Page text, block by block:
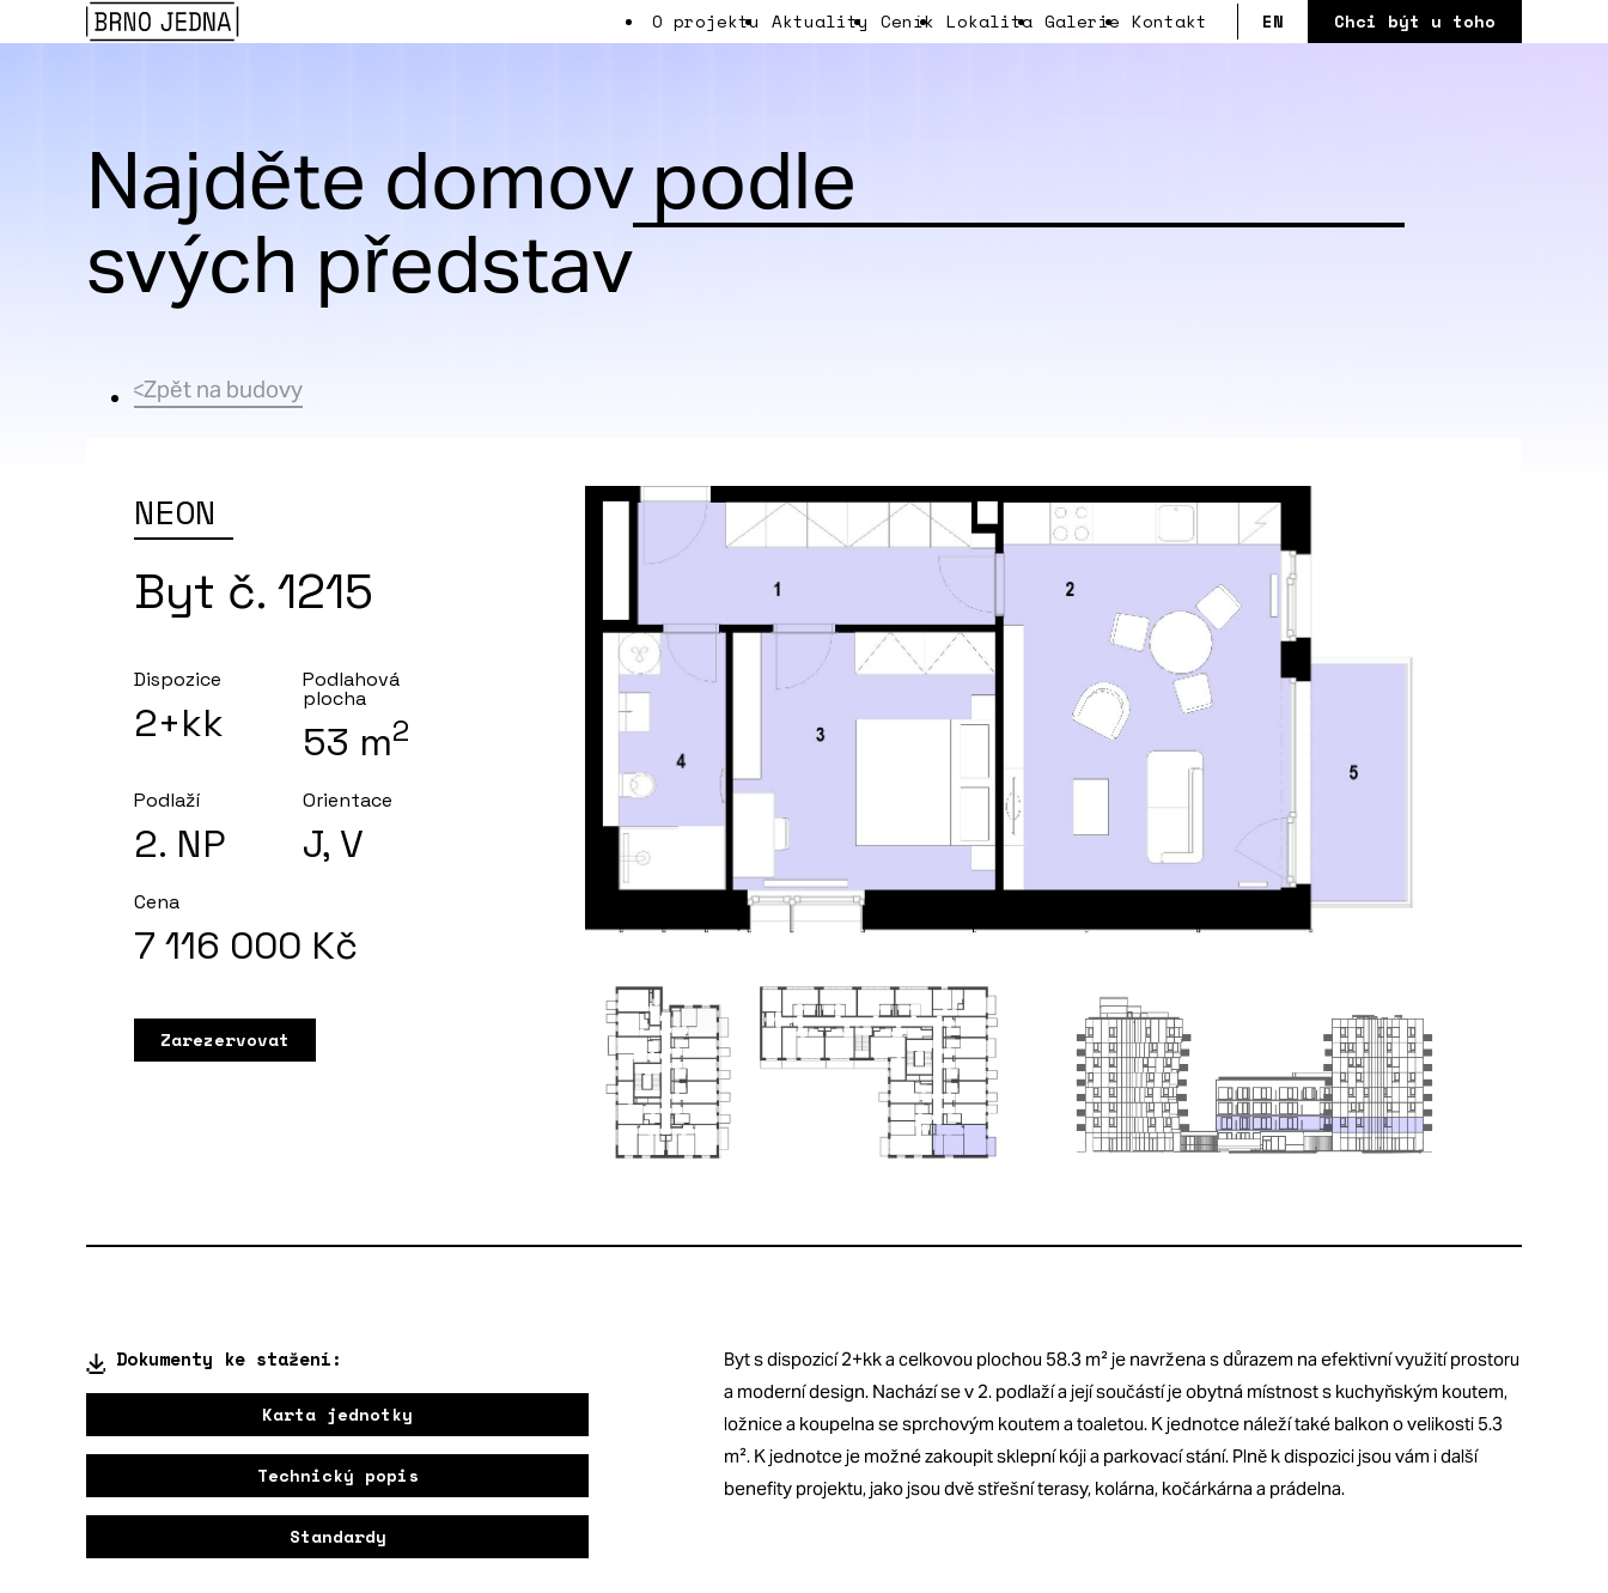
Jedna
O projektu Aktuality Ceník Lokalita Galerie Kontakt EN Chci být u toho
Najděte domov podle
svých představ
Zpět na budovy
NEON
Byt č. 1215
Dispozice
2+kk
Podlahová
plocha
53 m2
Podlaží
2. NP
Orientace
J, V
Cena
7 116 000 Kč
Zarezervovat
Dokumenty ke stažení:
Karta jednotky
Technický popis
Standardy
Byt s dispozicí 2+kk a celkovou plochou 58.3 m² je navržena s důrazem na efektivní využití prostoru
a moderní design. Nachází se v 2. podlaží a její součástí je obytná místnost s kuchyňským koutem,
ložnice a koupelna se sprchovým koutem a toaletou. K jednotce náleží také balkon o velikosti 5.3
m². K jednotce je možné zakoupit sklepní kóji a parkovací stání. Plně k dispozici jsou vám i další
benefity projektu, jako jsou dvě střešní terasy, kolárna, kočárkárna a prádelna.